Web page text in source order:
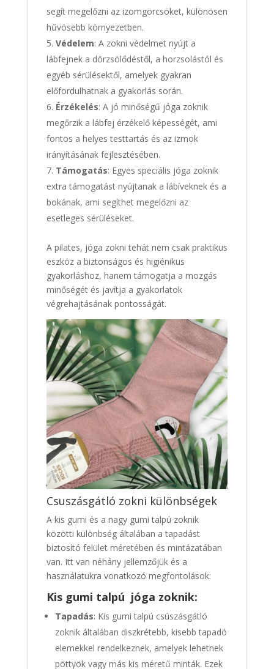
segít megelőzni az izomgörcsöket, különösen
hűvösebb környezetben.
Védelem: A zokni védelmet nyújt a
lábfejnek a dörzsölődéstől, a horzsolástól és
egyéb sérülésektől, amelyek gyakran
előfordulhatnak a gyakorlás során.
Érzékelés: A jó minőségű jóga zoknik
megőrzik a lábfej érzékelő képességét, ami
fontos a helyes testtartás és az izmok
irányításának fejlesztésében.
Támogatás: Egyes speciális jóga zoknik
extra támogatást nyújtanak a lábíveknek és a
bokának, ami segíthet megelőzni az
esetleges sérüléseket.
A pilates, jóga zokni tehát nem csak praktikus
eszköz a biztonságos és higiénikus
gyakorláshoz, hanem támogatja a mozgás
minőségét és javítja a gyakorlatok
végrehajtásának pontosságát.
Csuszásgátló zokni különbségek
A kis gumi és a nagy gumi talpú zoknik
közötti különbség általában a tapadást
biztosító felület méretében és mintázatában
van. Itt van néhány jellemzőjük és a
használatukra vonatkozó megfontolások:
Kis gumi talpú jóga zoknik:
Tapadás: Kis gumi talpú csúszásgátló
zoknik általában diszkrétebb, kisebb tapadó
elemekkel rendelkeznek, amelyek lehetnek
pöttyök vagy más kis méretű minták. Ezek